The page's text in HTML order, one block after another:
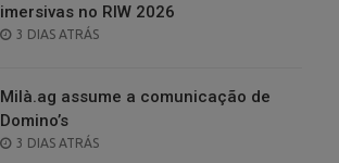
imersivas no RIW 2026
POSTED
3 DIAS ATRÁS
Milà.ag assume a comunicação de
Domino’s
POSTED
3 DIAS ATRÁS